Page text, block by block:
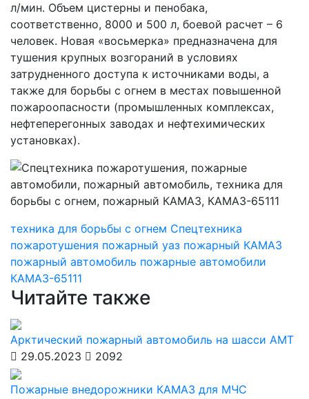
л/мин. Объем цистерны и пенобака,
соответственно, 8000 и 500 л, боевой расчет – 6
человек. Новая «восьмерка» предназначена для
тушения крупных возгораний в условиях
затрудненного доступа к источниками воды, а
также для борьбы с огнем в местах повышенной
пожароопасности (промышленных комплексах,
нефтеперегонных заводах и нефтехимических
установках).
техника для борьбы с огнем Спецтехника
пожаротушения пожарный уаз пожарный КАМАЗ
пожарный автомобиль пожарные автомобили
КАМАЗ-65111
Читайте также
Арктический пожарный автомобиль на шасси АМТ
29.05.2023
2092
Пожарные внедорожники КАМАЗ для МЧС